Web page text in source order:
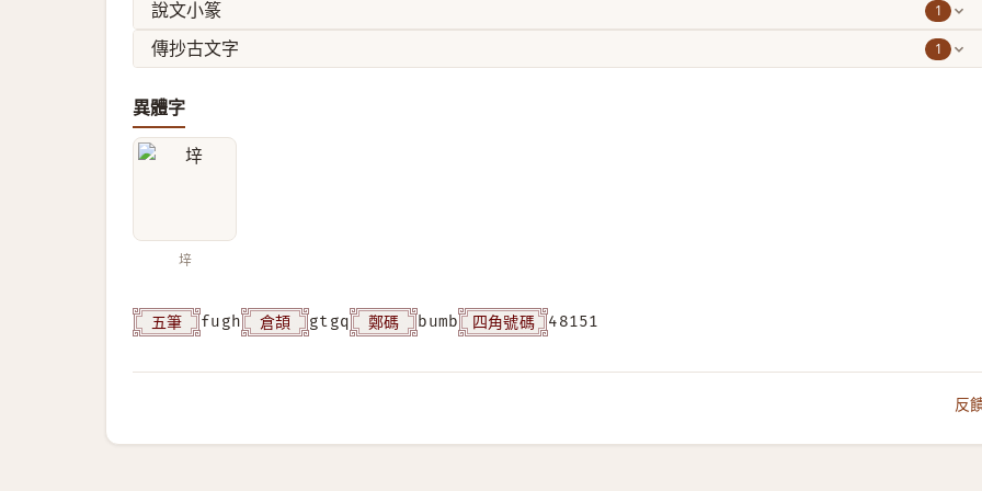
說文小篆 1
傳抄古文字 1
異體字
垶
五筆 fugh 倉頡 gtgq 鄭碼 bumb 四角號碼 48151
反